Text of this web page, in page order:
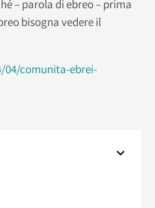
– parola di ebreo – prima
bisogna vedere il
comunita-ebrei-